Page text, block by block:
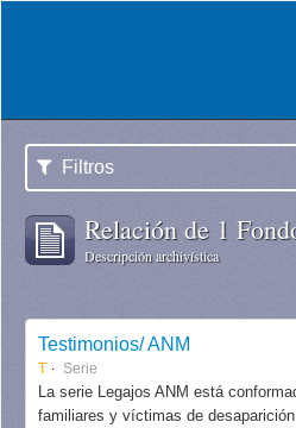
Filtros
Relación de 1
Descripción archivística
Testimonios/ ANM
T Serie
La serie Legajos ANM está
familiares y víctimas de